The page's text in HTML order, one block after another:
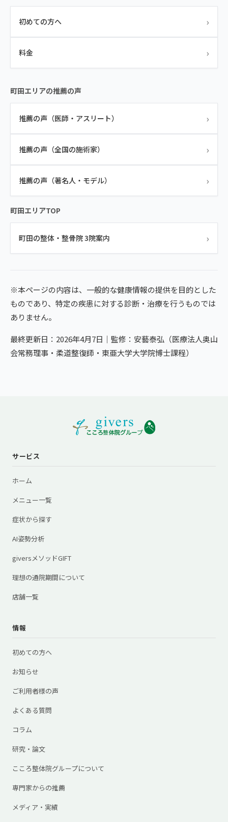
初めての方へ ›
料金 ›
町田エリアの推薦の声
推薦の声（医師・アスリート） ›
推薦の声（全国の施術家） ›
推薦の声（著名人・モデル） ›
町田エリアTOP
町田の整体・整骨院 3院案内 ›
※本ページの内容は、一般的な健康情報の提供を目的とした
ものであり、特定の疾患に対する診断・治療を行うものでは
ありません。
最終更新日：2026年4月7日｜監修：安藝泰弘（医療法人奥山
会常務理事・柔道整復師・東亜大学大学院博士課程）
サービス
ホーム
メニュー一覧
症状から探す
AI姿勢分析
giversメソッドGIFT
理想の通院期間について
店舗一覧
情報
初めての方へ
お知らせ
ご利用者様の声
よくある質問
コラム
研究・論文
こころ整体院グループについて
専門家からの推薦
メディア・実績